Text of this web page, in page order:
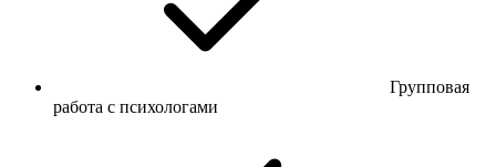
Групповая
работа с психологами